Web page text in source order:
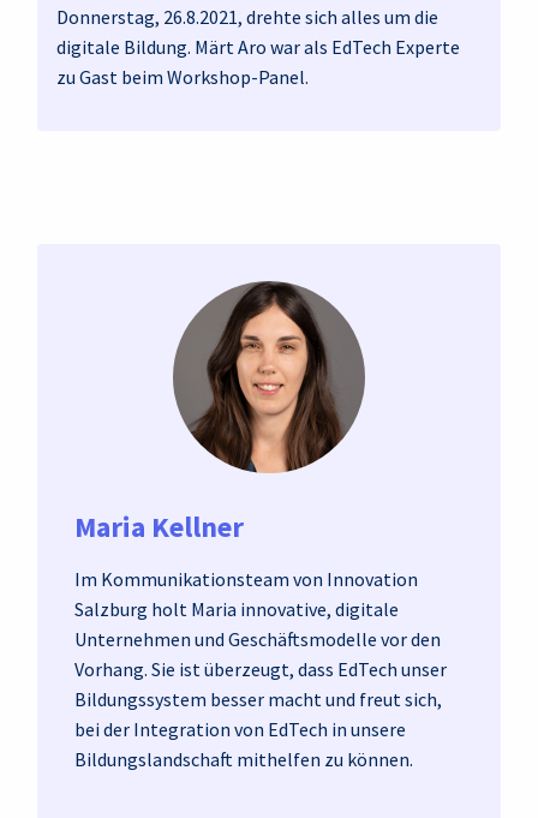
Donnerstag, 26.8.2021, drehte sich alles um die
digitale Bildung. Märt Aro war als EdTech Experte
zu Gast beim Workshop-Panel.
Maria Kellner
Im Kommunikationsteam von Innovation
Salzburg holt Maria innovative, digitale
Unternehmen und Geschäftsmodelle vor den
Vorhang. Sie ist überzeugt, dass EdTech unser
Bildungssystem besser macht und freut sich,
bei der Integration von EdTech in unsere
Bildungslandschaft mithelfen zu können.